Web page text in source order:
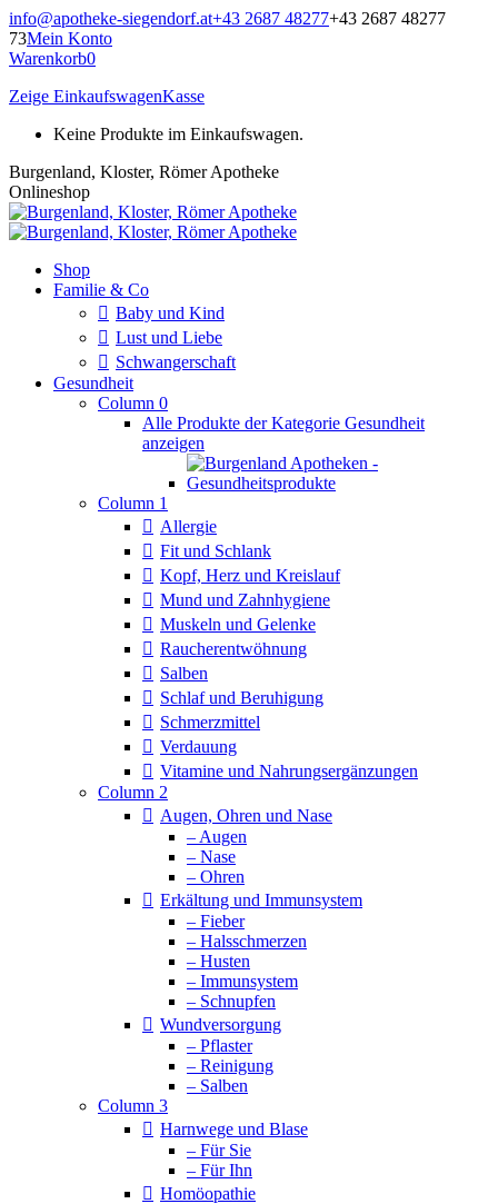
Zum
Inhalt
springen
info@apotheke-siegendorf.at+43 2687 48277+43 2687 48277
73Mein Konto
Warenkorb0
Zeige EinkaufswagenKasse
Keine Produkte im Einkaufswagen.
Burgenland, Kloster, Römer Apotheke
Onlineshop
Shop
Familie & Co
Baby und Kind
Lust und Liebe
Schwangerschaft
Gesundheit
Column 0
Alle Produkte der Kategorie Gesundheit
anzeigen
Column 1
Allergie
Fit und Schlank
Kopf, Herz und Kreislauf
Mund und Zahnhygiene
Muskeln und Gelenke
Raucherentwöhnung
Salben
Schlaf und Beruhigung
Schmerzmittel
Verdauung
Vitamine und Nahrungsergänzungen
Column 2
Augen, Ohren und Nase
– Augen
– Nase
– Ohren
Erkältung und Immunsystem
– Fieber
– Halsschmerzen
– Husten
– Immunsystem
– Schnupfen
Wundversorgung
– Pflaster
– Reinigung
– Salben
Column 3
Harnwege und Blase
– Für Sie
– Für Ihn
Homöopathie